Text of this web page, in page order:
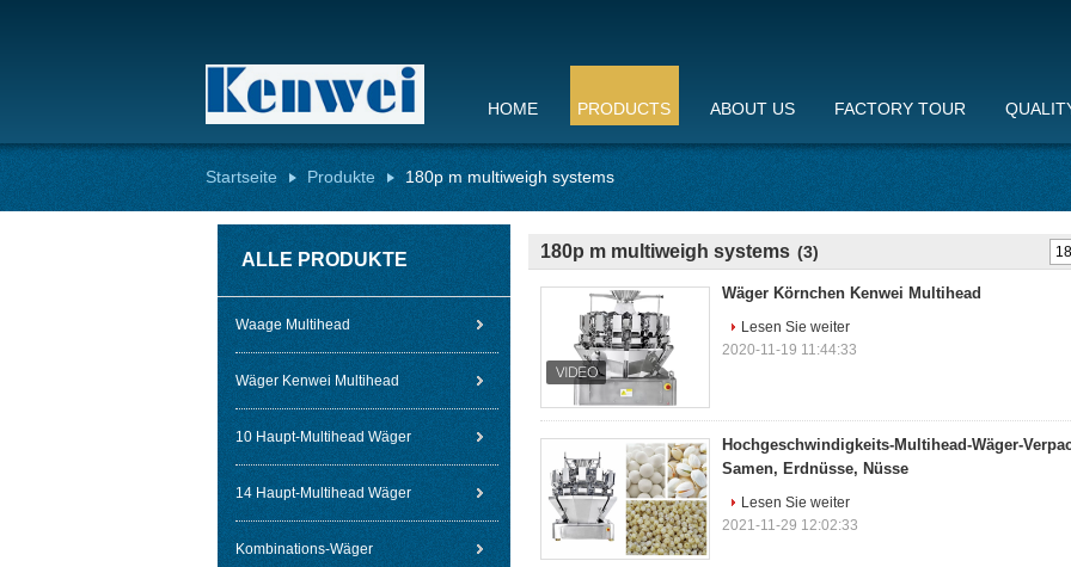
HOME PRODUCTS ABOUT US FACTORY TOUR
Startseite Produkte 180p m multiweigh systems
ALLE PRODUKTE
Waage Multihead
Wäger Kenwei Multihead
10 Haupt-Multihead Wäger
14 Haupt-Multihead Wäger
Kombinations-Wäger
180p m multiweigh systems (3)
Wäger Körnchen Kenwei Multihead
Lesen Sie weiter
2020-11-19 11:44:33
Hochgeschwindigkeits-Multihead-Wäger-
Samen, Erdnüsse, Nüsse
Lesen Sie weiter
2021-11-29 12:02:33